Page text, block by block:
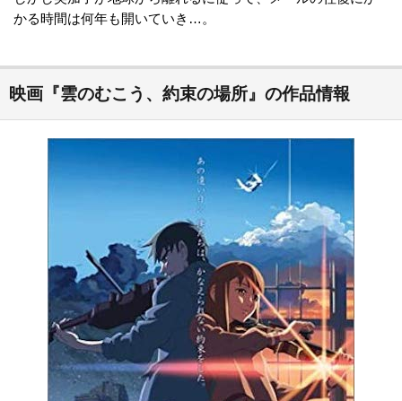
かる時間は何年も開いていき…。
映画『雲のむこう、約束の場所』の作品情報